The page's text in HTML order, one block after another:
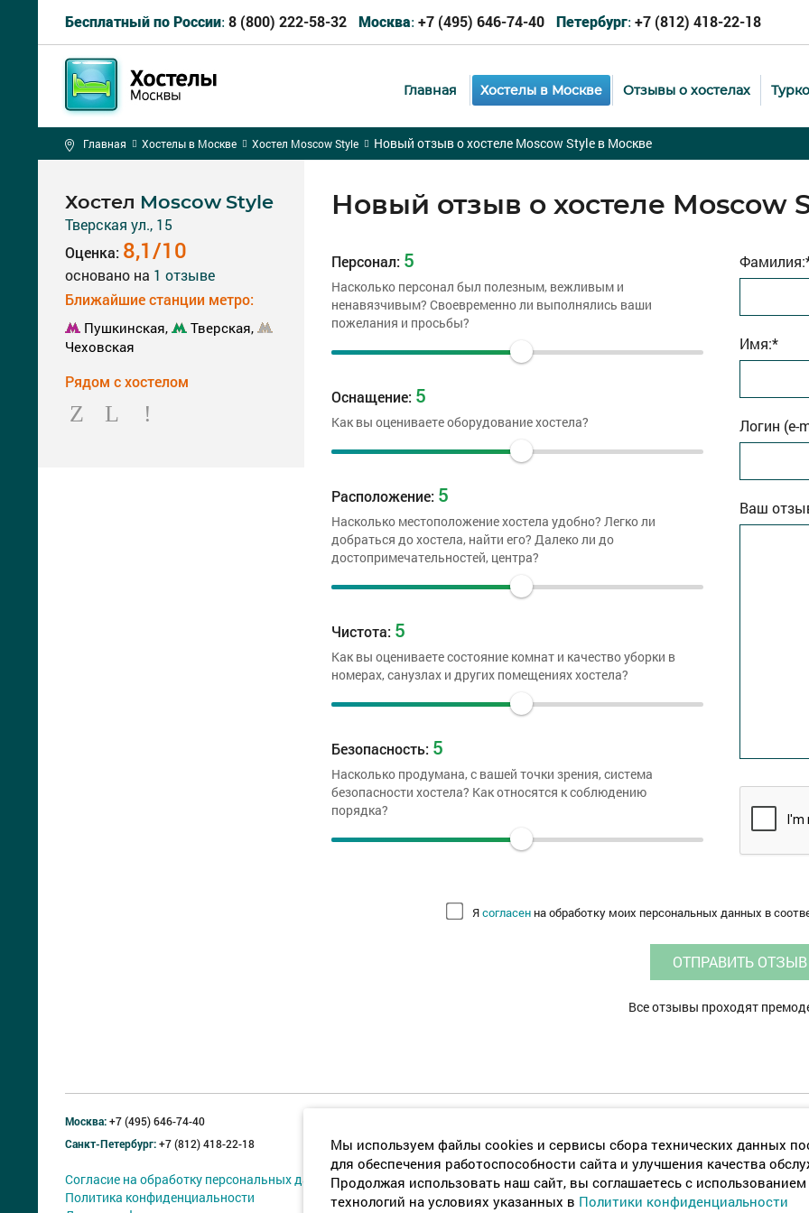
Бесплатный по России: 8 (800) 222-58-32 Москва: +7 (495) 646-74-40 Петербург: +7 (812) 418-22-18
Главная Хостелы в Москве Отзывы о хостелах
Главная Хостелы в Москве Хостел Moscow Style Новый отзыв о хостеле Moscow Style в Москве
Хостел Moscow Style
Тверская ул., 15
Оценка: 8,1/10
основано на 1 отзыве
Ближайшие станции метро:
Пушкинская,
Тверская,
Чеховская
Рядом с хостелом
Новый отзыв о хостеле Moscow
Персонал: 5
Насколько персонал был полезным, вежливым и
ненавязчивым? Своевременно ли выполнялись ваши
пожелания и просьбы?
Оснащение: 5
Как вы оцениваете оборудование хостела?
Расположение: 5
Насколько местоположение хостела удобно? Легко ли
добраться до хостела, найти его? Далеко ли до
достопримечательностей, центра?
Чистота: 5
Как вы оцениваете состояние комнат и качество уборки в
номерах, санузлах и других помещениях хостела?
Безопасность: 5
Насколько продумана, с вашей точки зрения, система
безопасности хостела? Как относятся к соблюдению
порядка?
Имя:*
Логин (e-
Ваш
Ясогласен на обработку моих персональных данных в
ОТПРАВИТЬ ОТЗЫВ
Все отзывы проходят
Москва:+7 (495) 646-74-40
Санкт-Петербург:+7 (812) 418-22-18
Согласие на обработку персональных данных
Политика конфиденциальности
Мы используем файлы cookies и сервисы сбора технических данных
для обеспечения работоспособности сайта и улучшения качества
Продолжая использовать наш сайт, вы соглашаетесь с
технологий на условиях указанных в Политики конфиденциальности